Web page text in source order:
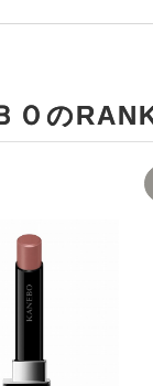
Ｏの